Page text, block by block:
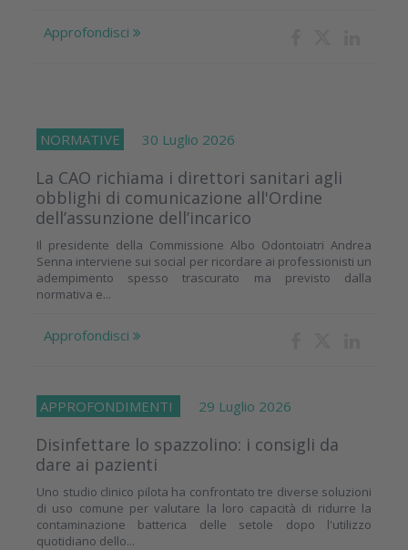
Approfondisci
NORMATIVE 30 Luglio 2026
La CAO richiama i direttori sanitari agli
obblighi di comunicazione all'Ordine
dell’assunzione dell’incarico
Il presidente della Commissione Albo Odontoiatri Andrea
Senna interviene sui social per ricordare ai professionisti un
adempimento spesso trascurato ma previsto dalla
normativa e...
Approfondisci
APPROFONDIMENTI 29 Luglio 2026
Disinfettare lo spazzolino: i consigli da
dare ai pazienti
Uno studio clinico pilota ha confrontato tre diverse soluzioni
di uso comune per valutare la loro capacità di ridurre la
contaminazione batterica delle setole dopo l'utilizzo
quotidiano dello...